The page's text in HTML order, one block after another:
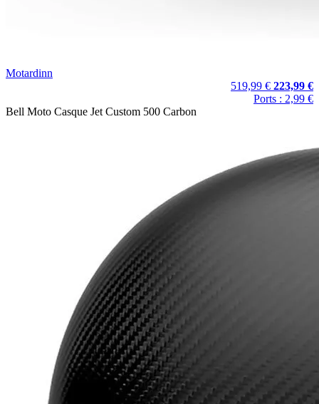
Motardinn
519,99 € 223,99 €
Ports : 2,99 €
Bell Moto Casque Jet Custom 500 Carbon